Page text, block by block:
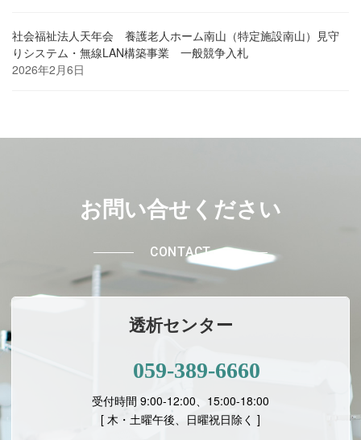
社会福祉法人天年会 養護老人ホーム南山（特定施設南山）見守
りシステム・無線LAN構築事業 一般競争入札
2026年2月6日
お問い合せください
CONTACT
透析センター
059-389-6660
受付時間 9:00-12:00、15:00-18:00
[ 木・土曜午後、日曜祝日除く ]